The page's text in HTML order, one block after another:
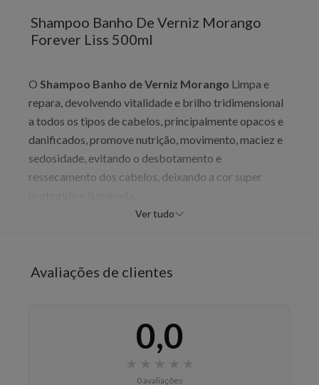
Shampoo Banho De Verniz Morango
Forever Liss 500ml
O Shampoo Banho de Verniz Morango Limpa e
repara, devolvendo vitalidade e brilho tridimensional
a todos os tipos de cabelos, principalmente opacos e
danificados, promove nutrição, movimento, maciez e
sedosidade, evitando o desbotamento e
ressecamento dos cabelos, deixando a cor super
de Verniz Morango massageando gentilmente com a
Ver tudo
Avaliações de clientes
0,0
0 avaliações